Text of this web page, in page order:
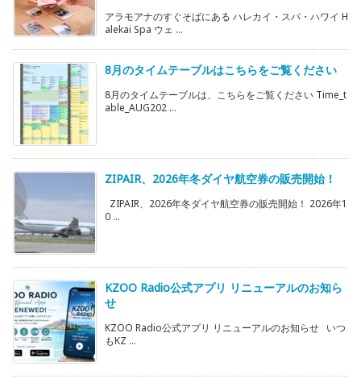
アラモアナのすぐそばにある ハレカイ・スパ・ハワイ H
alekai Spa ウェ ...
8月のタイムテーブルはこちらをご覧ください
8月のタイムテーブルは、こちらをご覧ください Time_t
able_AUG202 ...
ZIPAIR、2026年冬ダイヤ航空券の販売開始！
ZIPAIR、2026年冬ダイヤ航空券の販売開始！ 2026年1
0 ...
KZOO Radio公式アプリ リニューアルのお知ら
せ
KZOO Radio公式アプリ リニューアルのお知らせ いつ
もKZ ...